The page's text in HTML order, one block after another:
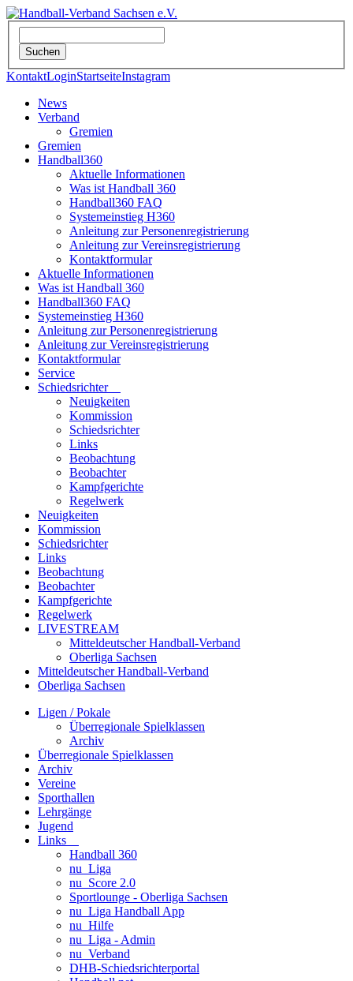
KontaktLoginStartseiteInstagram
News
Verband
Gremien
Gremien
Handball360
Aktuelle Informationen
Was ist Handball 360
Handball360 FAQ
Systemeinstieg H360
Anleitung zur Personenregistrierung
Anleitung zur Vereinsregistrierung
Kontaktformular
Aktuelle Informationen
Was ist Handball 360
Handball360 FAQ
Systemeinstieg H360
Anleitung zur Personenregistrierung
Anleitung zur Vereinsregistrierung
Kontaktformular
Service
Schiedsrichter
Neuigkeiten
Kommission
Schiedsrichter
Links
Beobachtung
Beobachter
Kampfgerichte
Regelwerk
Neuigkeiten
Kommission
Schiedsrichter
Links
Beobachtung
Beobachter
Kampfgerichte
Regelwerk
LIVESTREAM
Mitteldeutscher Handball-Verband
Oberliga Sachsen
Mitteldeutscher Handball-Verband
Oberliga Sachsen
Ligen / Pokale
Überregionale Spielklassen
Archiv
Überregionale Spielklassen
Archiv
Vereine
Sporthallen
Lehrgänge
Jugend
Links
Handball 360
nu_Liga
nu_Score 2.0
Sportlounge - Oberliga Sachsen
nu_Liga Handball App
nu_Hilfe
nu_Liga - Admin
nu_Verband
DHB-Schiedsrichterportal